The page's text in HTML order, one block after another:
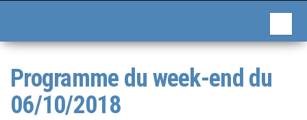
Programme du week-end du
06/10/2018